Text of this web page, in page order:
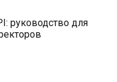
руководство для